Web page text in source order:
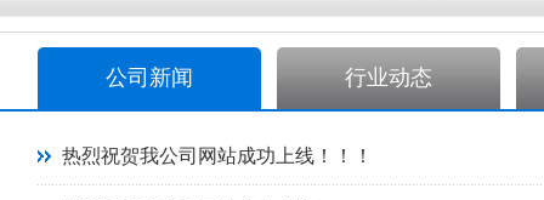
公司新闻 行业动态
热烈祝贺我公司网站成功上线！！！